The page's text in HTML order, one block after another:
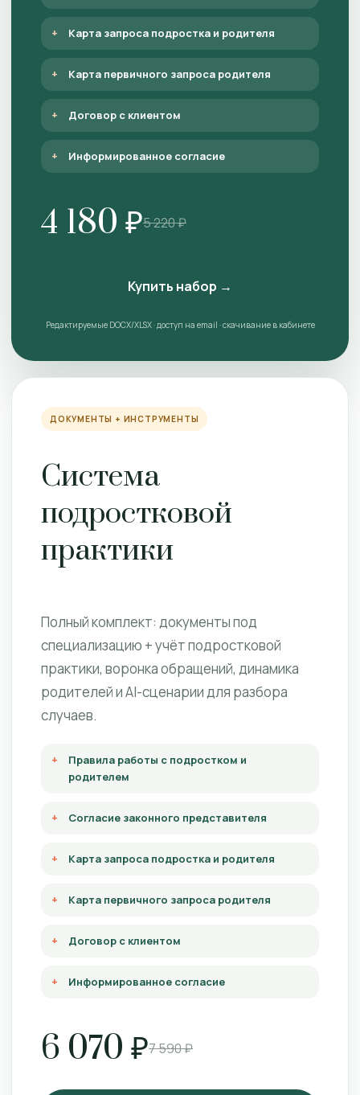
Карта запроса подростка и родителя
Карта первичного запроса родителя
Договор с клиентом
Информированное согласие
4 180 ₽5 220 ₽
Купить набор →
Редактируемые DOCX/XLSX · доступ на email · скачивание в кабинете
ДОКУМЕНТЫ + ИНСТРУМЕНТЫ
Система
подростковой
практики
Полный комплект: документы под
специализацию + учёт подростковой
практики, воронка обращений, динамика
родителей и AI-сценарии для разбора
случаев.
Правила работы с подростком и
родителем
Согласие законного представителя
Карта запроса подростка и родителя
Карта первичного запроса родителя
Договор с клиентом
Информированное согласие
6 070 ₽7 590 ₽